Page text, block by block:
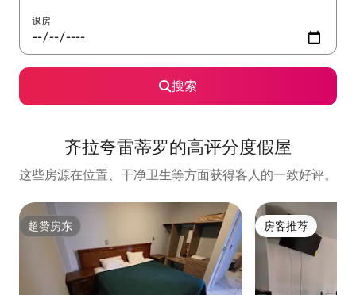
退房
搜索
齐拉夸雷蒂罗的高评分度假屋
这些房源在位置、干净卫生等方面获得客人的一致好评。
超赞房东
超赞房东 房客推荐
房客推荐